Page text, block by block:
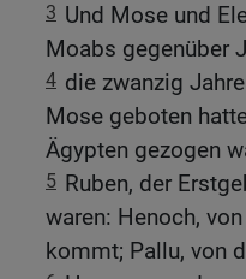
3 Und Mose und
Moabs gegenüber
4 die zwanzig
Mose geboten
Ägypten gezogen
5 Ruben, der
waren: Henoch,
kommt; Pallu, von